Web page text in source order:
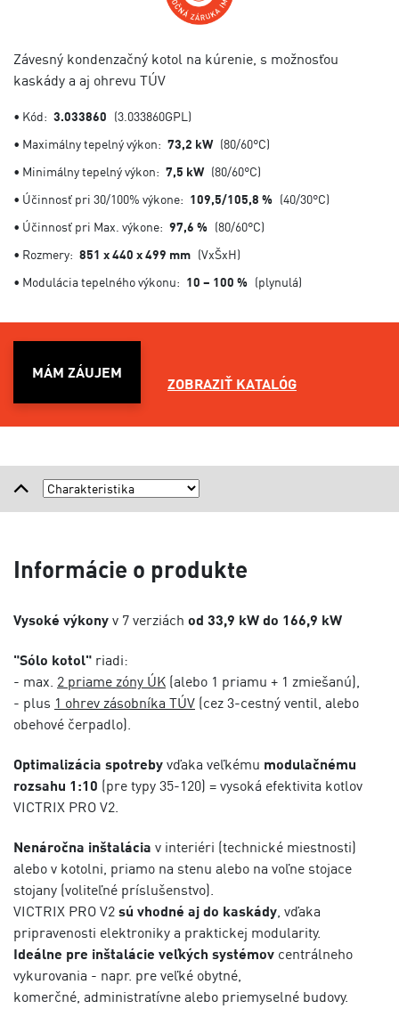
Závesný kondenzačný kotol na kúrenie, s možnosťou
kaskády a aj ohrevu TÚV
• Kód: 3.033860 (3.033860GPL)
• Maximálny tepelný výkon: 73,2 kW (80/60°C)
• Minimálny tepelný výkon: 7,5 kW (80/60°C)
• Účinnosť pri 30/100% výkone: 109,5/105,8 % (40/30°C)
• Účinnosť pri Max. výkone: 97,6 % (80/60°C)
• Rozmery: 851 x 440 x 499 mm (VxŠxH)
• Modulácia tepelného výkonu: 10 – 100 % (plynulá)
MÁM ZÁUJEM
ZOBRAZIŤ KATALÓG
Informácie o produkte
Vysoké výkony v 7 verziách od 33,9 kW do 166,9 kW
"Sólo kotol" riadi:
- max. 2 priame zóny ÚK (alebo 1 priamu + 1 zmiešanú),
- plus 1 ohrev zásobníka TÚV (cez 3-cestný ventil, alebo
obehové čerpadlo).
Optimalizácia spotreby vďaka veľkému modulačnému
rozsahu 1:10 (pre typy 35-120) = vysoká efektivita kotlov
VICTRIX PRO V2.
Nenáročna inštalácia v interiéri (technické miestnosti)
alebo v kotolni, priamo na stenu alebo na voľne stojace
stojany (voliteľné príslušenstvo).
VICTRIX PRO V2 sú vhodné aj do kaskády, vďaka
pripravenosti elektroniky a praktickej modularity.
Ideálne pre inštalácie veľkých systémov centrálneho
vykurovania - napr. pre veľké obytné,
komerčné, administratívne alebo priemyselné budovy.